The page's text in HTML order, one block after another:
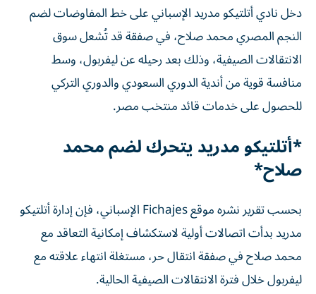
دخل نادي أتلتيكو مدريد الإسباني على خط المفاوضات لضم
النجم المصري محمد صلاح، في صفقة قد تُشعل سوق
الانتقالات الصيفية، وذلك بعد رحيله عن ليفربول، وسط
منافسة قوية من أندية الدوري السعودي والدوري التركي
للحصول على خدمات قائد منتخب مصر.
*أتلتيكو مدريد يتحرك لضم محمد
صلاح*
بحسب تقرير نشره موقع Fichajes الإسباني، فإن إدارة أتلتيكو
مدريد بدأت اتصالات أولية لاستكشاف إمكانية التعاقد مع
محمد صلاح في صفقة انتقال حر، مستغلة انتهاء علاقته مع
ليفربول خلال فترة الانتقالات الصيفية الحالية.